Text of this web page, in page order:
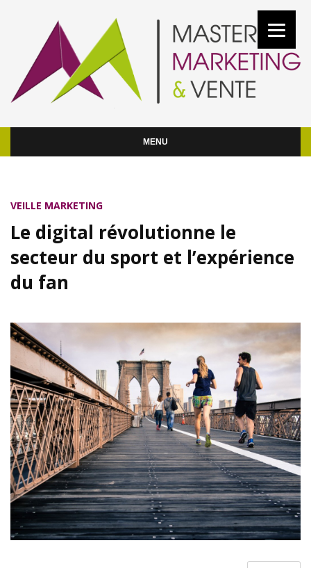
MENU
VEILLE MARKETING
Le digital révolutionne le
secteur du sport et l’expérience
du fan